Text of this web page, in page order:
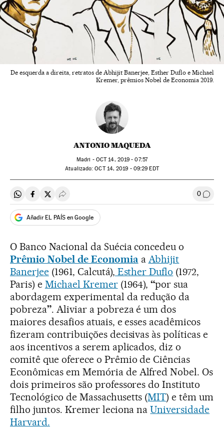
De esquerda a direita, retratos de Abhijit Banerjee, Esther Duflo e Michael
Kremer, prêmios Nobel de Economia 2019.
ANTONIO MAQUEDA
Madri - OCT14, 2019 - 07:57
atualizado: OCT14, 2019 - 09:29 EDT
Compartir en Whatsapp
Compartir en Facebook
Compartir en Twitter
Desplegar Redes Sociales 0
Añadir EL PAÍS en Google
O Banco Nacional da Suécia concedeu o
Prêmio Nobel de Economia a Abhijit
Banerjee(1961, Calcutá), Esther Duflo (1972,
Paris) e Michael Kremer(1964),“por sua
abordagem experimental da redução da
pobreza”. Aliviar a pobreza é um dos
maiores desafios atuais, e esses acadêmicos
fizeram contribuições decisivas às políticas e
aos incentivos a serem aplicados, diz o
comitê que oferece o Prêmio de Ciências
Econômicas em Memória de Alfred Nobel. Os
dois primeiros são professores do Instituto
Tecnológico de Massachusetts (MIT) e têm um
filho juntos. Kremer leciona naUniversidade
Harvard.